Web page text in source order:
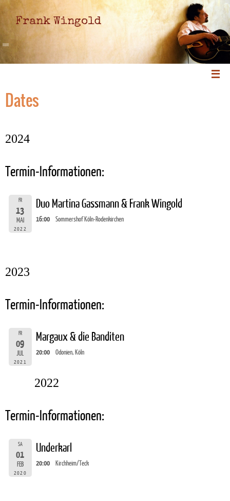
Frank Wingold
Dates
2024
Termin-Informationen:
FR
13
MAI
2022
Duo Martina Gassmann & Frank Wingold
16:00 Sommershof Köln-Rodenkirchen
2023
Termin-Informationen:
FR
09
JUL
2021
Margaux & die Banditen
20:00 Odonien, Köln
2022
Termin-Informationen:
SA
01
FEB
2020
Underkarl
20:00 Kirchheim/Teck